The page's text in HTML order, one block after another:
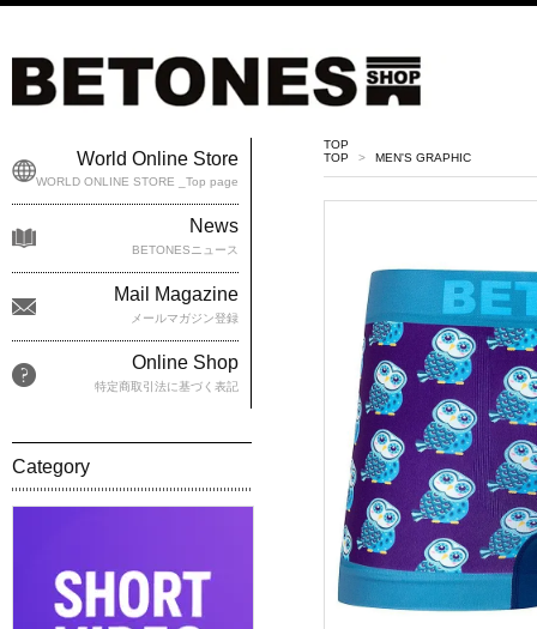
TOP
TOP
> MEN'S GRAPHIC
World Online Store
WORLD ONLINE STORE _Top page
News
BETONESニュース
Mail Magazine
メールマガジン登録
Online Shop
特定商取引法に基づく表記
Category